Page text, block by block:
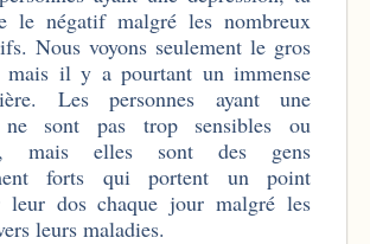
le négatif malgré les nombreux
Nous voyons seulement le gros
mais il y a pourtant un immense
Les personnes ayant une
ne sont pas trop sensibles ou
mais elles sont des gens
forts qui portent un point
leur dos chaque jour malgré les
leurs maladies.